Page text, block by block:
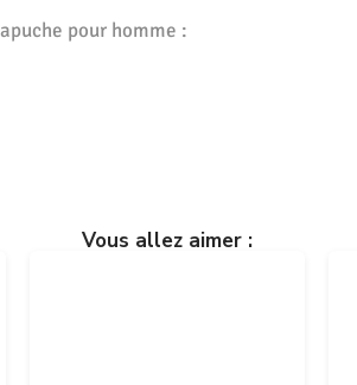
pour homme :
Vous allez aimer :